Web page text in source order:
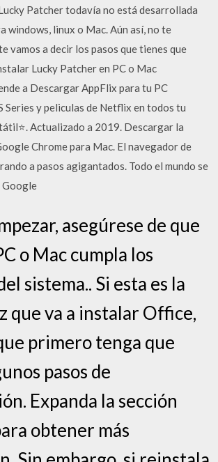
Patcher todavía no está desarrollada
windows, linux o Mac. Aún así, no te
vamos a decir los pasos que tienes que
Lucky Patcher en PC o Mac
a Descargar AppFlix para tu PC
Series y peliculas de Netflix en todos tu
Actualizado a 2019. Descargar la
Chrome para Mac. El navegador de
a pasos agigantados. Todo el mundo se
Google
asegúrese de que
o Mac cumpla los
sistema.. Si esta es la
que va a instalar Office,
primero tenga que
pasos de
Expanda la sección
obtener más